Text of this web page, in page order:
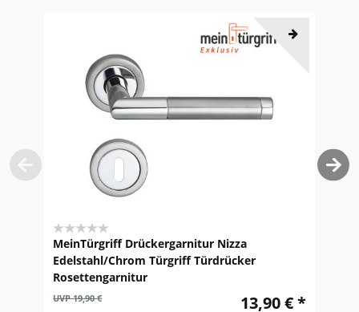
MeinTürgriff Drückergarnitur Nizza
Edelstahl/Chrom Türgriff Türdrücker
Rosettengarnitur
UVP 19,90 € 13,90 € *